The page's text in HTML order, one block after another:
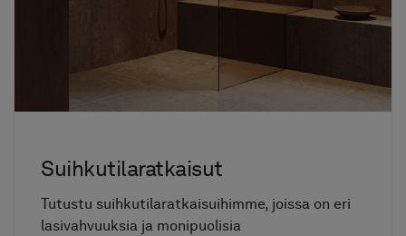
Suihkutilaratkaisut
Tutustu suihkutilaratkaisuihimme, joissa on eri
lasivahvuuksia ja monipuolisia